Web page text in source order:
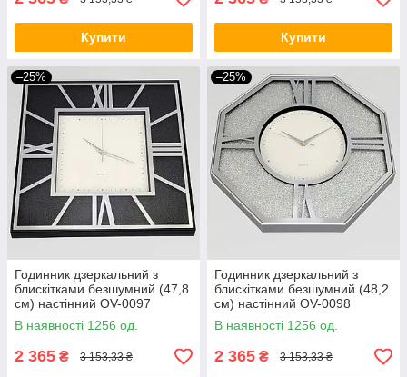
Купити Купити
–25%
Годинник дзеркальний з
блискітками безшумний (47,8
см) настінний OV-0097
В наявності 1256 од.
2 365 ₴ 3 153,33 ₴
–25%
Годинник дзеркальний з
блискітками безшумний (48,2
см) настінний OV-0098
В наявності 1256 од.
2 365 ₴ 3 153,33 ₴